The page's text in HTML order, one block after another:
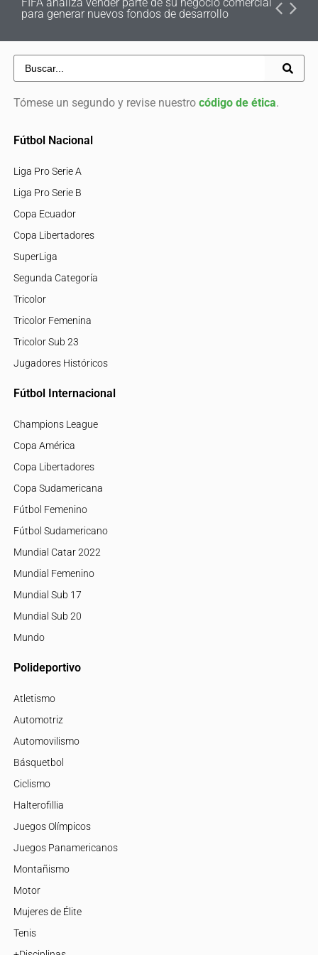
FIFA analiza vender parte de su negocio comercial
para generar nuevos fondos de desarrollo
Tómese un segundo y revise nuestro código de ética.
Fútbol Nacional
Liga Pro Serie A
Liga Pro Serie B
Copa Ecuador
Copa Libertadores
SuperLiga
Segunda Categoría
Tricolor
Tricolor Femenina
Tricolor Sub 23
Jugadores Históricos
Fútbol Internacional
Champions League
Copa América
Copa Libertadores
Copa Sudamericana
Fútbol Femenino
Fútbol Sudamericano
Mundial Catar 2022
Mundial Femenino
Mundial Sub 17
Mundial Sub 20
Mundo
Polideportivo
Atletismo
Automotriz
Automovilismo
Básquetbol
Ciclismo
Halterofillia
Juegos Olímpicos
Juegos Panamericanos
Montañismo
Motor
Mujeres de Élite
Tenis